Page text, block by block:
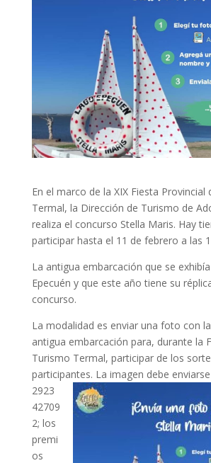
En el marco de la XIX Fiesta Provincial
Termal, la Dirección de Turismo de
realiza el concurso Stella Maris. Hay
participar hasta el 11 de febrero a las
La antigua embarcación que se
Epecuén y que este año tiene su
concurso.
La modalidad es enviar una foto con
antigua embarcación para, durante la
Turismo Termal, participar de los
participantes. La imagen debe
2923
42709
2; los
premi
os